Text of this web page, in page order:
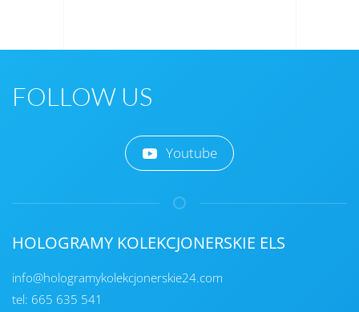
FOLLOW US
Youtube
HOLOGRAMY KOLEKCJONERSKIE ELS
info@hologramykolekcjonerskie24.com
tel: 665 635 541